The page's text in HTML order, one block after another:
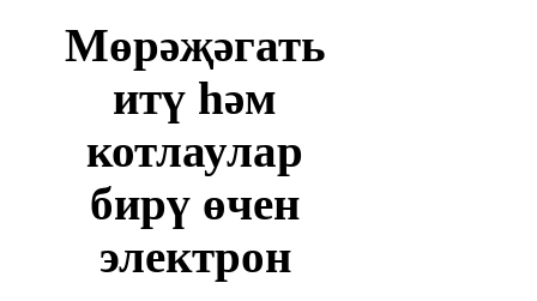
Мөрәҗәгать
итү һәм
котлаулар
бирү өчен
электрон